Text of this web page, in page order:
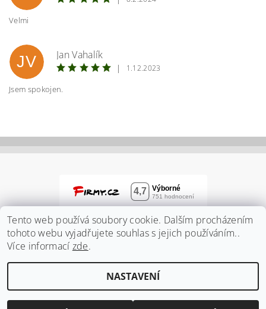
Velmi
JV
Jan Vahalík
|
1.12.2023
Jsem spokojen.
2026 ©Zahradnidum.cz, všechna práva vyhrazena
Tento web používá soubory cookie. Dalším procházením
tohoto webu vyjadřujete souhlas s jejich používáním..
Více informací zde.
NASTAVENÍ